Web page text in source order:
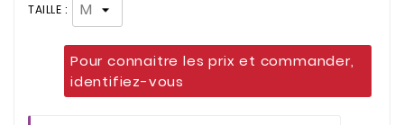
TAILLE :
Pour connaitre les prix et commander,
identifiez-vous